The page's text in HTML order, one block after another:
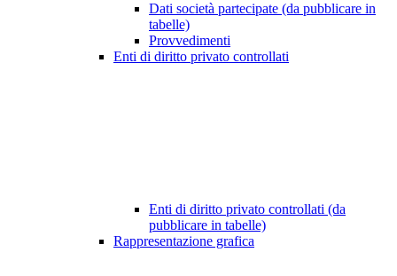
Dati società partecipate (da pubblicare in
tabelle)
Provvedimenti
Enti di diritto privato controllati
Enti di diritto privato controllati (da
pubblicare in tabelle)
Rappresentazione grafica